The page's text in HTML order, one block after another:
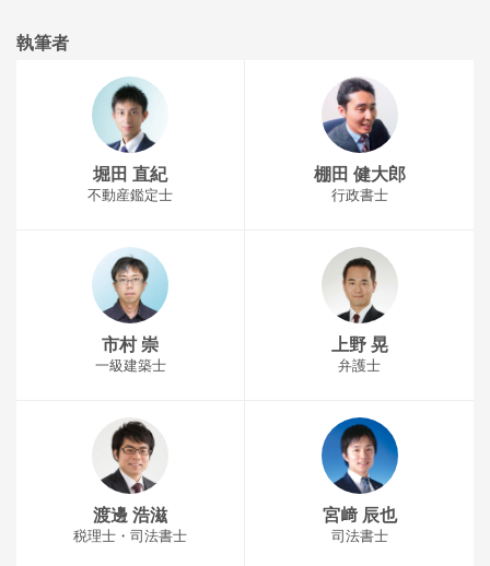
執筆者
堀田 直紀
不動産鑑定士
棚田 健大郎
行政書士
市村 崇
一級建築士
上野 晃
弁護士
渡邊 浩滋
税理士・司法書士
宮﨑 辰也
司法書士